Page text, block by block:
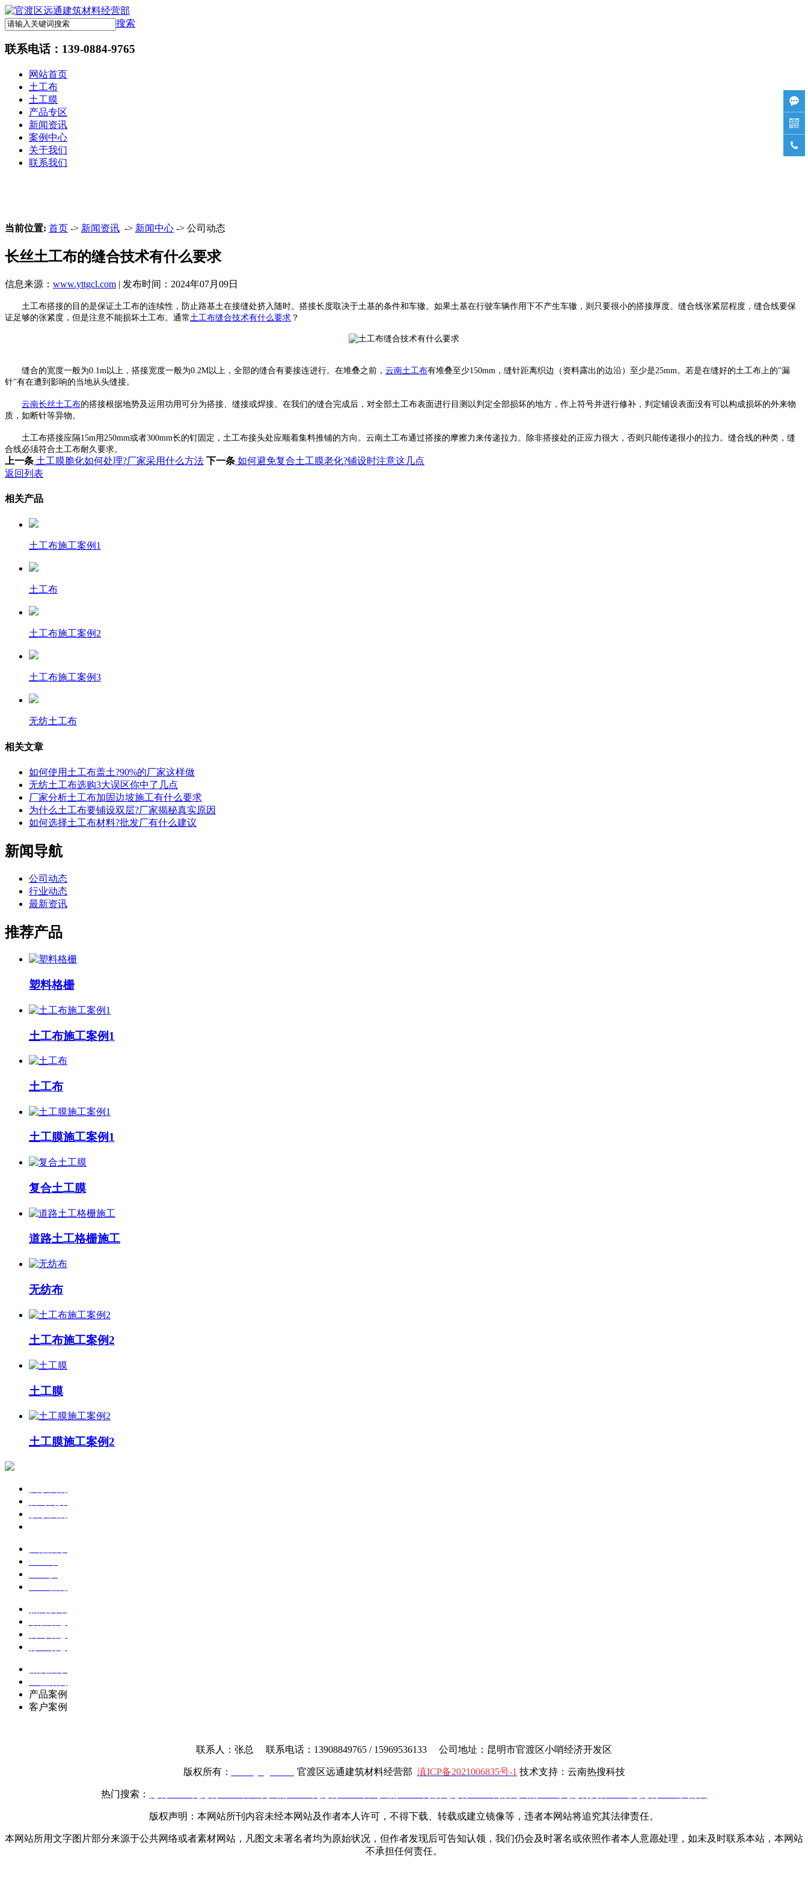
搜索
联系电话： 139-0884-9765
网站首页
土工布
土工膜
产品专区
新闻资讯
案例中心
关于我们
联系我们
当前位置: 首页 -> 新闻资讯 -> 新闻中心 -> 公司动态
长丝土工布的缝合技术有什么要求
信息来源： www.yttgcl.com | 发布时间：2024年07月09日
土工布搭接的目的是保证土工布的连续性，防止路基土在接缝处挤入随时。搭接长度取决于土基的条件和车辙。如果土基在行驶车辆作用下不产生车辙，则只要很小的搭接厚度。缝合线张紧层程度，缝合线要保
证足够的张紧度，但是注意不能损坏土工布。通常 土工布缝合技术有什么要求 ？
缝合的宽度一般为0.1m以上，搭接宽度一般为0.2M以上，全部的缝合有要接连进行。在堆叠之前， 云南土工布有堆叠至少150mm，缝针距离织边（资料露出的边沿）至少是25mm。若是在缝好的土工布上的"漏
针"有在遭到影响的当地从头缝接。
云南长丝土工布的搭接根据地势及运用功用可分为搭接、缝接或焊接。在我们的缝合完成后，对全部土工布表面进行目测以判定全部损坏的地方，作上符号并进行修补，判定铺设表面没有可以构成损坏的外来物
质，如断针等异物。
土工布搭接应隔15m用250mm或者300mm长的钉固定，土工布接头处应顺着集料推铺的方向。云南土工布通过搭接的摩擦力来传递拉力。除非搭接处的正应力很大，否则只能传递很小的拉力。缝合线的种类，缝
合线必须符合土工布耐久要求。
上一条 土工膜脆化如何处理?厂家采用什么方法 下一条 如何避免复合土工膜老化?铺设时注意这几点
返回列表
相关产品
土工布施工案例1
土工布
土工布施工案例2
土工布施工案例3
无纺土工布
相关文章
如何使用土工布盖土?90%的厂家这样做
无纺土工布选购3大误区你中了几点
厂家分析土工布加固边坡施工有什么要求
为什么土工布要铺设双层?厂家揭秘真实原因
如何选择土工布材料?批发厂有什么建议
新闻导航
公司动态
行业动态
最新资讯
推荐产品
塑料格栅
土工布施工案例1
土工布
土工膜施工案例1
复合土工膜
道路土工格栅施工
无纺布
土工布施工案例2
土工膜
土工膜施工案例2
产品案例
客户案例
联系人：张总 联系电话：13908849765 / 15969536133 公司地址：昆明市官渡区小哨经济开发区
版权所有： 官渡区远通建筑材料经营部 滇ICP备2021006835号-1 技术支持：云南热搜科技
热门搜索：
版权声明：本网站所刊内容未经本网站及作者本人许可，不得下载、转载或建立镜像等，违者本网站将追究其法律责任。
本网站所用文字图片部分来源于公共网络或者素材网站，凡图文未署名者均为原始状况，但作者发现后可告知认领，我们仍会及时署名或依照作者本人意愿处理，如未及时联系本站，本网站
不承担任何责任。


